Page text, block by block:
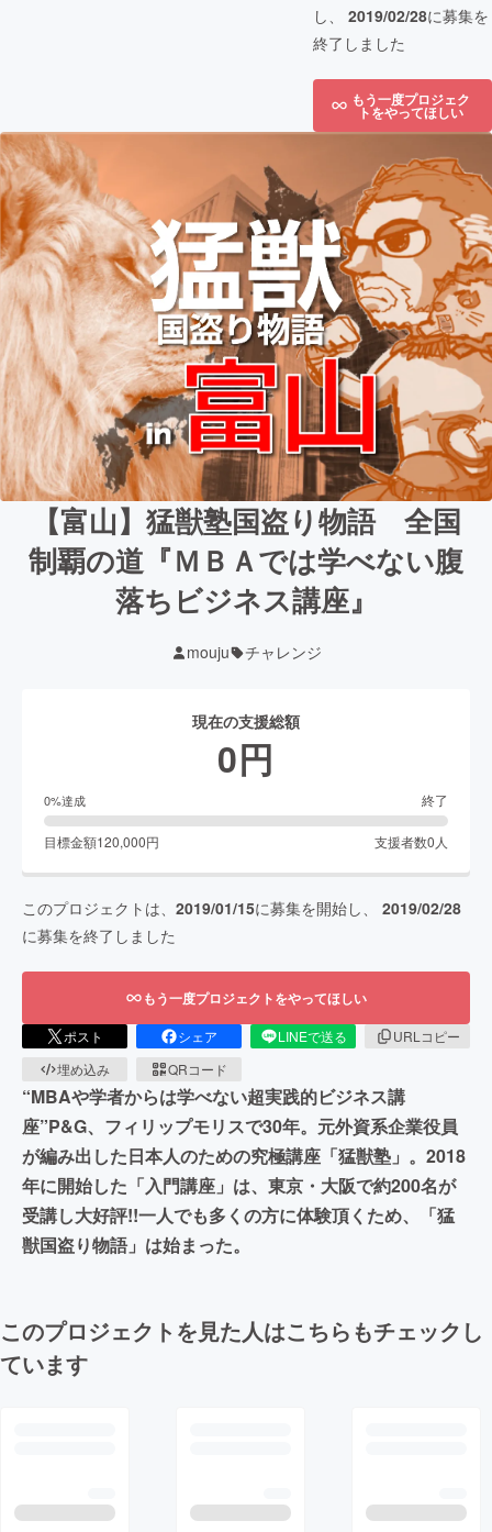
し、 2019/02/28に募集を
終了しました
もう一度プロジェク
トをやってほしい
【富山】猛獣塾国盗り物語 全国
制覇の道『ＭＢＡでは学べない腹
落ちビジネス講座』
mouju チャレンジ
現在の支援総額
0円
0%達成 終了
目標金額120,000円 支援者数0人
このプロジェクトは、 2019/01/15に募集を開始し、 2019/02/28
に募集を終了しました
もう一度プロジェクトをやってほしい
ポスト シェア LINEで送る
URLコピー
埋め込み
QRコード
“MBAや学者からは学べない超実践的ビジネス講
座”P&G、フィリップモリスで30年。元外資系企業役員
が編み出した​日本人のための究極講座「猛獣塾」。​2018
年に開始した「入門講座」は、東京・大阪で約200名が
受講し大好評!!一人でも多くの方に体験頂くため、「猛
獣国盗り物語」は始まった。
このプロジェクトを見た人はこちらもチェックし
ています